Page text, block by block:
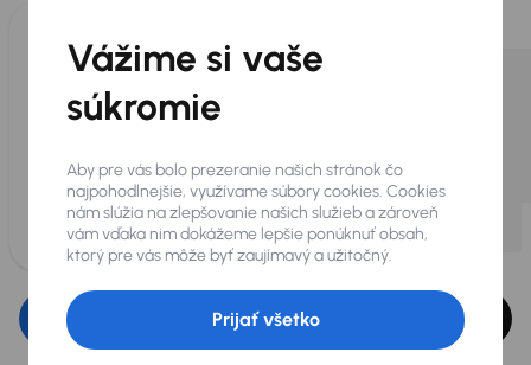
Upraviť filter
Vážime si vaše
súkromie
Aby pre vás bolo prezeranie našich stránok čo
najpohodlnejšie, využívame súbory cookies. Cookies
nám slúžia na zlepšovanie našich služieb a zároveň
vám vďaka nim dokážeme lepšie ponúknuť obsah,
ktorý pre vás môže byť zaujímavý a užitočný.
Prijať všetko